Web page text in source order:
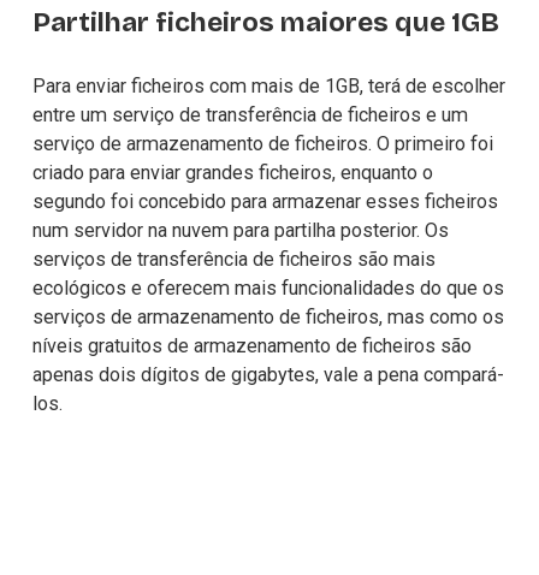
Partilhar ficheiros maiores que 1GB
Para enviar ficheiros com mais de 1GB, terá de escolher
entre um serviço de transferência de ficheiros e um
serviço de armazenamento de ficheiros. O primeiro foi
criado para enviar grandes ficheiros, enquanto o
segundo foi concebido para armazenar esses ficheiros
num servidor na nuvem para partilha posterior. Os
serviços de transferência de ficheiros são mais
ecológicos e oferecem mais funcionalidades do que os
serviços de armazenamento de ficheiros, mas como os
níveis gratuitos de armazenamento de ficheiros são
apenas dois dígitos de gigabytes, vale a pena compará-
los.